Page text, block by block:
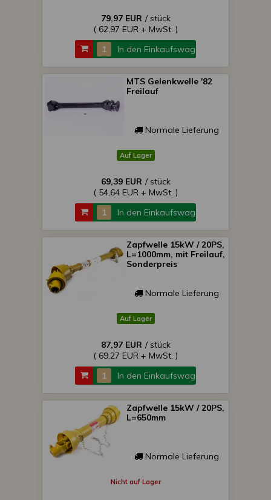
79,97 EUR / stück
( 62,97 EUR + MwSt. )
In den Einkaufswagen
MTS Gelenkwelle '82
Freilauf
Normale Lieferung
Auf Lager
69,39 EUR / stück
( 54,64 EUR + MwSt. )
In den Einkaufswagen
Zapfwelle 15kW / 20PS,
L=1000mm, mit Freilauf,
Sonderpreis
Normale Lieferung
Auf Lager
87,97 EUR / stück
( 69,27 EUR + MwSt. )
In den Einkaufswagen
Zapfwelle 15kW / 20PS,
L=650mm
Normale Lieferung
Nicht auf Lager